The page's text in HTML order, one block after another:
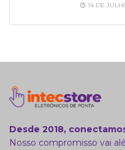
14 DE
Desde 2018,
Nosso compromisso vai